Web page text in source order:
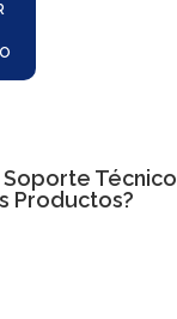
Soporte Técnico
Productos?